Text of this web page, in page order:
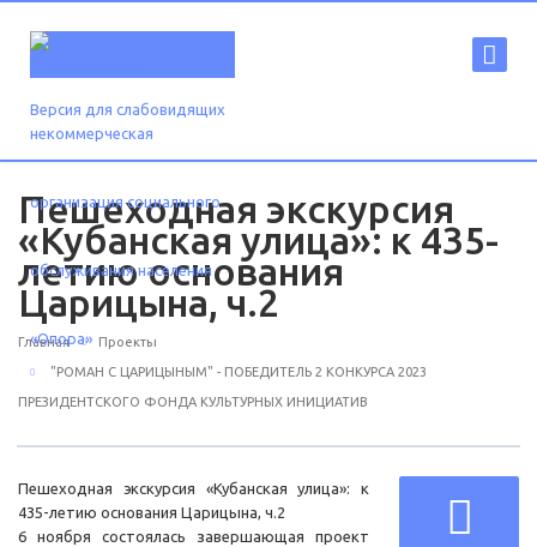
Версия для слабовидящих
Пешеходная экскурсия
«Кубанская улица»: к 435-
летию основания
Царицына, ч.2
Главная Проекты
"РОМАН С ЦАРИЦЫНЫМ" - ПОБЕДИТЕЛЬ 2 КОНКУРСА 2023
ПРЕЗИДЕНТСКОГО ФОНДА КУЛЬТУРНЫХ ИНИЦИАТИВ
Пешеходная экскурсия «Кубанская улица»: к
435-летию основания Царицына, ч.2
6 ноября состоялась завершающая проект